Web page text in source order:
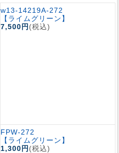
w13-14219A-272
【ライムグリーン】
7,500円 (税込)
FPW-272
【ライムグリーン】
1,300円 (税込)